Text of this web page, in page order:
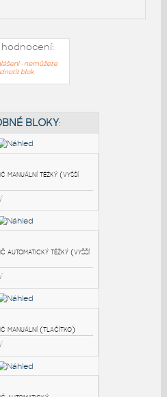
hodnocení:
- nemůžete
blok
BLOKY
hlásič manuální těžký (vyšší
hlásič automatický těžký (vyšší